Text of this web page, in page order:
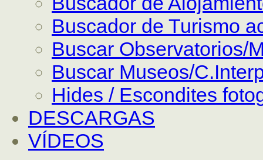
Buscador de Turismo
Buscar Observatorios/
Buscar Museos/
Hides / Escondites
DESCARGAS
VÍDEOS